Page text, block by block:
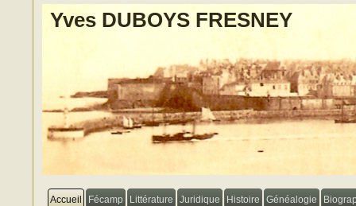
Yves DUBOYS FRESNEY
Accueil Fécamp Littérature Juridique Histoire Généalogie